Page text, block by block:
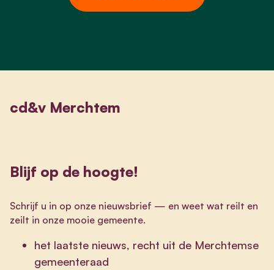
cd&v Merchtem
Blijf op de hoogte!
Schrijf u in op onze nieuwsbrief — en weet wat reilt en
zeilt in onze mooie gemeente.
het laatste nieuws, recht uit de Merchtemse
gemeenteraad